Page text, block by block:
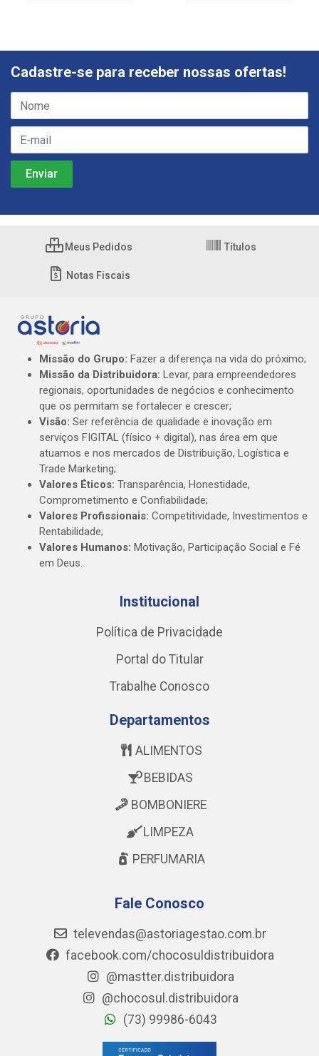
Cadastre-se para receber nossas ofertas!
Meus Pedidos Títulos
Notas Fiscais
Missão do Grupo: Fazer a diferença na vida do próximo;
Missão da Distribuidora: Levar, para empreendedores
regionais, oportunidades de negócios e conhecimento
que os permitam se fortalecer e crescer;
Visão: Ser referência de qualidade e inovação em
serviços FIGITAL (físico + digital), nas área em que
atuamos e nos mercados de Distribuição, Logística e
Trade Marketing;
Valores Éticos: Transparência, Honestidade,
Comprometimento e Confiabilidade;
Valores Profissionais: Competitividade, Investimentos e
Rentabilidade;
Valores Humanos: Motivação, Participação Social e Fé
em Deus.
Institucional
Política de Privacidade
Portal do Titular
Trabalhe Conosco
Departamentos
ALIMENTOS
BEBIDAS
BOMBONIERE
LIMPEZA
PERFUMARIA
Fale Conosco
televendas@astoriagestao.com.br
facebook.com/chocosuldistribuidora
@mastter.distribuidora
@chocosul.distribuidora
(73) 99986-6043